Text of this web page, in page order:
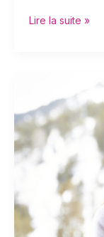
Lire la suite »
Rouge,
institut
de
massage
incontournable
le
bassin